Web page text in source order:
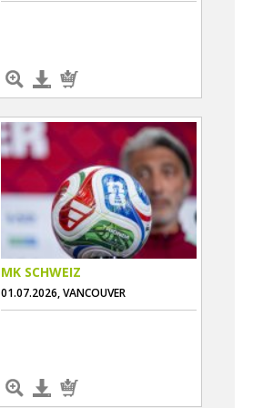
MK SCHWEIZ
01.07.2026, VANCOUVER